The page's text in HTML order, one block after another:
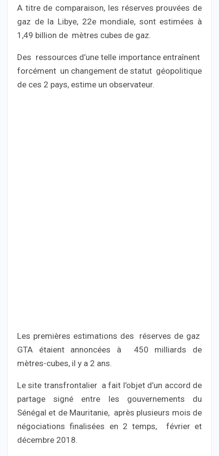
A titre de comparaison, les réserves prouvées de
gaz de la Libye, 22e mondiale, sont estimées à
1,49 billion de mètres cubes de gaz.
Des ressources d’une telle importance entraînent
forcément un changement de statut géopolitique
de ces 2 pays, estime un observateur.
Les premières estimations des réserves de gaz
GTA étaient annoncées à 450 milliards de
mètres-cubes, il y a 2 ans.
Le site transfrontalier a fait l’objet d’un accord de
partage signé entre les gouvernements du
Sénégal et de Mauritanie, après plusieurs mois de
négociations finalisées en 2 temps, février et
décembre 2018.